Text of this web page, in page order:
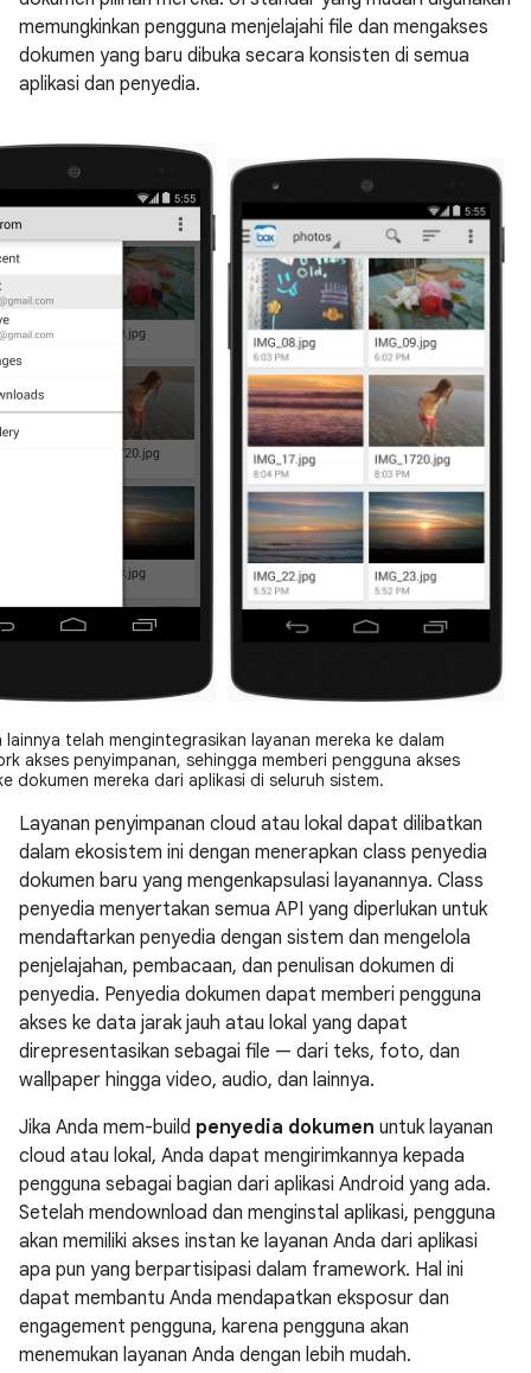
memungkinkan pengguna menjelajahi file dan mengakses
dokumen yang baru dibuka secara konsisten di semua
aplikasi dan penyedia.
lainnya telah mengintegrasikan layanan mereka ke dalam
akses penyimpanan, sehingga memberi pengguna akses
dokumen mereka dari aplikasi di seluruh sistem.
Layanan penyimpanan cloud atau lokal dapat dilibatkan
dalam ekosistem ini dengan menerapkan class penyedia
dokumen baru yang mengenkapsulasi layanannya. Class
penyedia menyertakan semua API yang diperlukan untuk
mendaftarkan penyedia dengan sistem dan mengelola
penjelajahan, pembacaan, dan penulisan dokumen di
penyedia. Penyedia dokumen dapat memberi pengguna
akses ke data jarak jauh atau lokal yang dapat
direpresentasikan sebagai file — dari teks, foto, dan
wallpaper hingga video, audio, dan lainnya.
Jika Anda mem-build penyedia dokumen untuk layanan
cloud atau lokal, Anda dapat mengirimkannya kepada
pengguna sebagai bagian dari aplikasi Android yang ada.
Setelah mendownload dan menginstal aplikasi, pengguna
akan memiliki akses instan ke layanan Anda dari aplikasi
apa pun yang berpartisipasi dalam framework. Hal ini
dapat membantu Anda mendapatkan eksposur dan
engagement pengguna, karena pengguna akan
menemukan layanan Anda dengan lebih mudah.